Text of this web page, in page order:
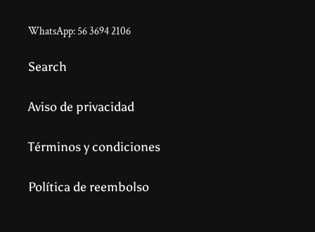
WhatsApp: 56 3694 2106
Search
Aviso de privacidad
Términos y condiciones
Política de reembolso